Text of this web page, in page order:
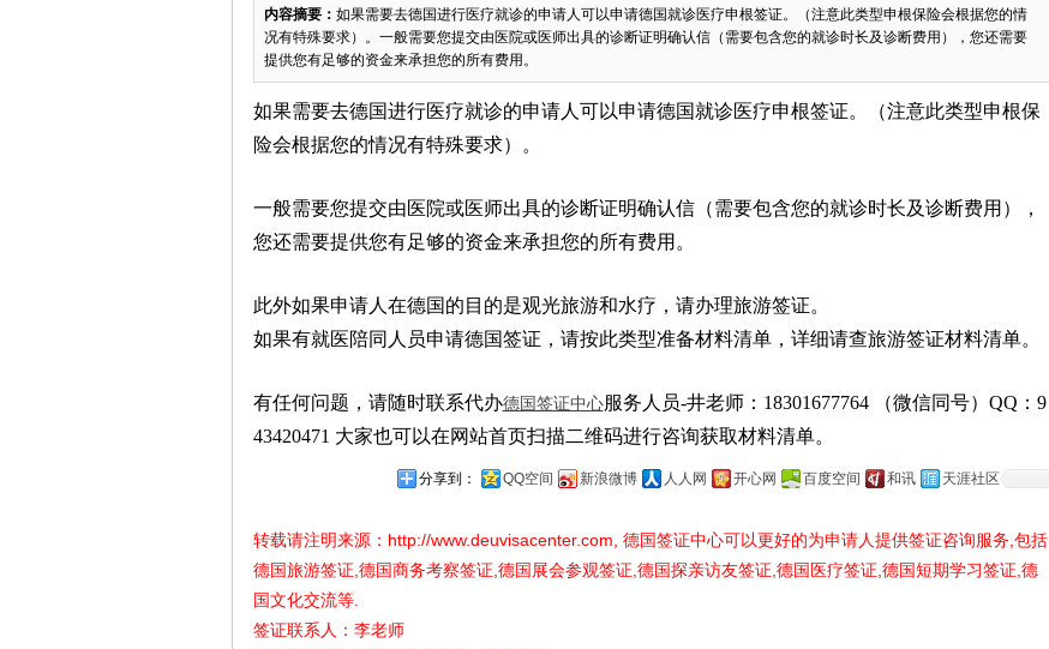
内容摘要： 如果需要去德国进行医疗就诊的申请人可以申请德国就诊医疗申根签证。（注意此类型申根保险会根据您的情
况有特殊要求）。一般需要您提交由医院或医师出具的诊断证明确认信（需要包含您的就诊时长及诊断费用），您还需要
提供您有足够的资金来承担您的所有费用。
如果需要去德国进行医疗就诊的申请人可以申请德国就诊医疗申根签证。（注意此类型申根保
险会根据您的情况有特殊要求）。
一般需要您提交由医院或医师出具的诊断证明确认信（需要包含您的就诊时长及诊断费用），
您还需要提供您有足够的资金来承担您的所有费用。
此外如果申请人在德国的目的是观光旅游和水疗，请办理旅游签证。
如果有就医陪同人员申请德国签证，请按此类型准备材料清单，详细请查旅游签证材料清单。
有任何问题，请随时联系代办德国签证中心服务人员-井老师：18301677764 （微信同号）QQ： 9
43420471 大家也可以在网站首页扫描二维码进行咨询获取材料清单。
分享到： QQ空间 新浪微博 人人网 开心网 百度空间 和讯 天涯社区
转载请注明来源： http://www.deuvisacenter.com , 德国签证中心可以更好的为申请人提供签证咨询服务,包括
德国旅游签证,德国商务考察签证,德国展会参观签证,德国探亲访友签证,德国医疗签证,德国短期学习签证,德
国文化交流等.
签证联系人：李老师